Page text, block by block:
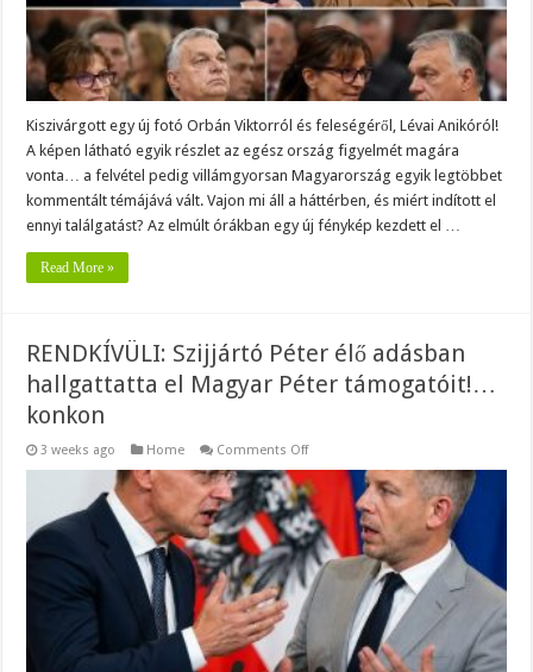
A
képen
látható
egyik
részlet
az
egész
ország
figyelmét
magára
vonta..konkon
Kiszivárgott egy új fotó Orbán Viktorról és feleségéről, Lévai Anikóról!
A képen látható egyik részlet az egész ország figyelmét magára
vonta… a felvétel pedig villámgyorsan Magyarország egyik legtöbbet
kommentált témájává vált. Vajon mi áll a háttérben, és miért indított el
ennyi találgatást? Az elmúlt órákban egy új fénykép kezdett el …
Read More »
RENDKÍVÜLI: Szijjártó Péter élő adásban
hallgattatta el Magyar Péter támogatóit!…
konkon
3 weeks ago Home Comments Offon
Szijjártó
Péter
élő
adásban
hallgattatta
el
Magyar
Péter
támogatóit!…
konkon